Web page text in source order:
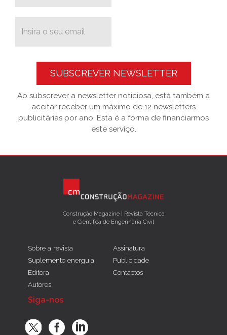
SUBSCREVER NEWSLETTER
Ao subscrever a newsletter noticiosa, está também a
aceitar receber um máximo de 12 newsletters
publicitárias por ano. Esta é a forma de financiarmos
este serviço.
Construção Magazine | Revista Técnica
e Científica de Engenharia Civil
Sobre a revista
Suplemento energuia
Editora
Autores
Assinatura
Publicidade
Contactos
Siga-nos